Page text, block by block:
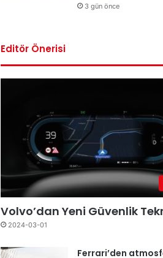
3 gün önce
Editör Önerisi
Volvo’dan Yeni Güvenlik
2024-03-01
Ferrari’den